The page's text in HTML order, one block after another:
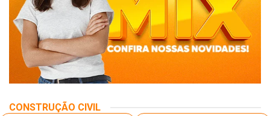
CONSTRUÇÃO CIVIL